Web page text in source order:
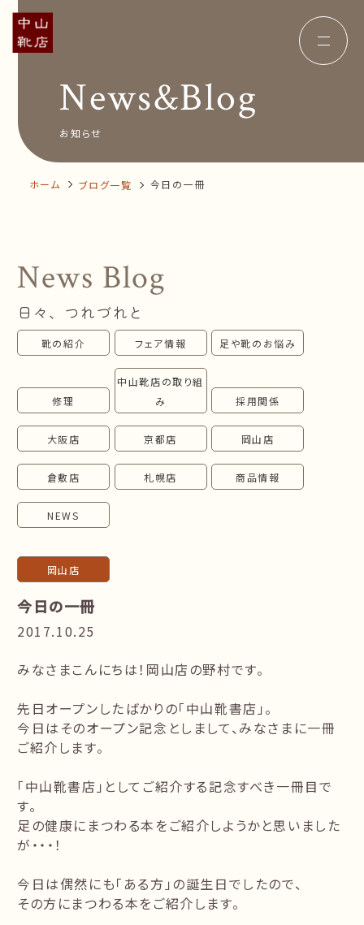
Concept コンセプト
Insole オーダー中敷き
News&Blog
Company 会社概要
オンラインショップ
お問い合わせ
News&Blog
お知らせ
ホーム ブログ一覧 今日の一冊
News Blog
日々、つれづれと
靴の紹介 フェア情報 足や靴のお悩み
修理
中山靴店の取り組
み
採用関係
大阪店 京都店 岡山店
倉敷店 札幌店 商品情報
NEWS
岡山店
今日の一冊
2017.10.25
みなさまこんにちは！岡山店の野村です。
先日オープンしたばかりの「中山靴書店」。
今日はそのオープン記念としまして、みなさまに一冊
ご紹介します。
「中山靴書店」としてご紹介する記念すべき一冊目で
す。
足の健康にまつわる本をご紹介しようかと思いました
が・・・！
今日は偶然にも「ある方」の誕生日でしたので、
その方にまつわる本をご紹介します。